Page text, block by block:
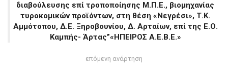
διαβούλευσης επί τροποποίησης Μ.Π.Ε., βιομηχανίας
τυροκομικών προϊόντων, στη θέση «Νεγρέσι», Τ.Κ.
Αμμότοπου, Δ.Ε. Ξηροβουνίου, Δ. Αρταίων, επί της Ε.Ο.
Καμπής- Άρτας”«ΗΠΕΙΡΟΣ Α.Ε.Β.Ε.»
επόμενη ανάρτηση